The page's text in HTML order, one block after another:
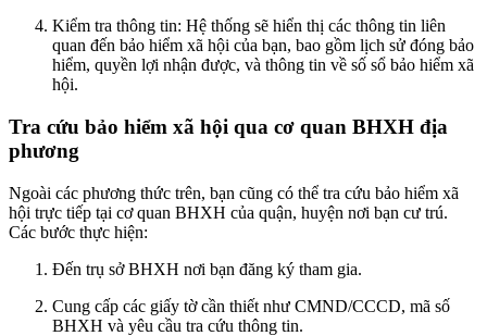
Kiểm tra thông tin: Hệ thống sẽ hiển thị các thông tin liên
quan đến bảo hiểm xã hội của bạn, bao gồm lịch sử đóng bảo
hiểm, quyền lợi nhận được, và thông tin về số sổ bảo hiểm xã
hội.
Tra cứu bảo hiểm xã hội qua cơ quan BHXH địa
phương
Ngoài các phương thức trên, bạn cũng có thể tra cứu bảo hiểm xã
hội trực tiếp tại cơ quan BHXH của quận, huyện nơi bạn cư trú.
Các bước thực hiện:
Đến trụ sở BHXH nơi bạn đăng ký tham gia.
Cung cấp các giấy tờ cần thiết như CMND/CCCD, mã số
BHXH và yêu cầu tra cứu thông tin.